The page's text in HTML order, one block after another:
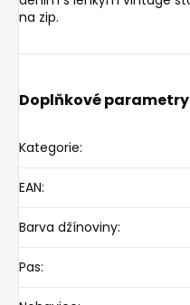
na zip.
Doplňkové parametry
Kategorie:
EAN:
Barva džínoviny:
Pas: